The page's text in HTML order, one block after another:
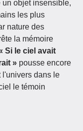
un objet insensible,
les plus
nature des
la mémoire
Si le ciel avait
» pousse encore
dans le
le témoin